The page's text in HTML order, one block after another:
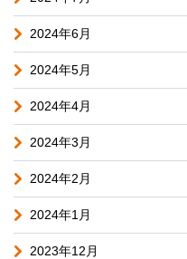
2024年6月
2024年5月
2024年4月
2024年3月
2024年2月
2024年1月
2023年12月